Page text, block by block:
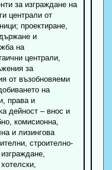
за изграждане на
централи от
проектиране,
и
на
централи,
за
от възобновяеми
на
права и
дейност – внос и
комисионна,
и лизингова
строително-